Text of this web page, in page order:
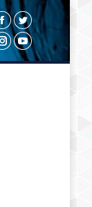
Facebook
Twitter
Instagram
YouTube